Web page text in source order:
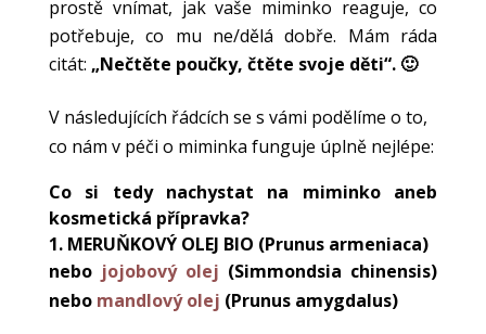
prostě vnímat, jak vaše miminko reaguje, co
potřebuje, co mu ne/dělá dobře. Mám ráda
citát: „Nečtěte poučky, čtěte svoje děti“. 🙂
V následujících řádcích se s vámi podělíme o to,
co nám v péči o miminka funguje úplně nejlépe:
Co si tedy nachystat na miminko aneb
kosmetická přípravka?
1. MERUŇKOVÝ OLEJ BIO (Prunus armeniaca)
nebojojobový olej (Simmondsia chinensis)
nebo mandlový olej (Prunus amygdalus)